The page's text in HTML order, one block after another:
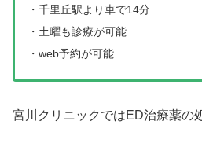
・千里丘駅より車で14分
・土曜も診療が可能
・web予約が可能
宮川クリニックではED治療薬の